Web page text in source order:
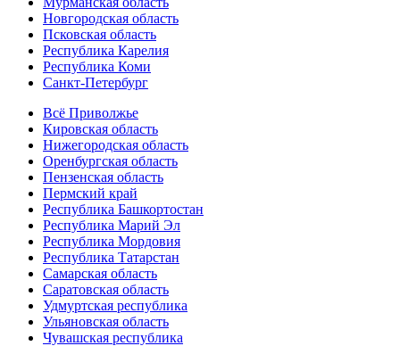
Новгородская область
Псковская область
Республика Карелия
Республика Коми
Санкт-Петербург
Всё Приволжье
Кировская область
Нижегородская область
Оренбургская область
Пензенская область
Пермский край
Республика Башкортостан
Республика Марий Эл
Республика Мордовия
Республика Татарстан
Самарская область
Саратовская область
Удмуртская республика
Ульяновская область
Чувашская республика